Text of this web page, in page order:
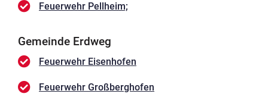
Feuerwehr Pellheim;
Gemeinde Erdweg
Feuerwehr Eisenhofen
Feuerwehr Großberghofen